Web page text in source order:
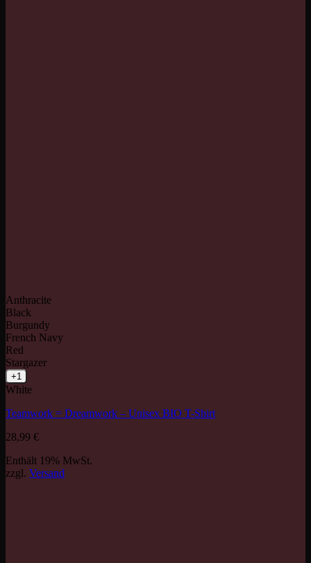
Anthracite
Black
Burgundy
French Navy
Red
Stargazer
+1
White
Teamwork = Dreamwork – Unisex BIO T-Shirt
28,99 €
Enthält 19% MwSt.
zzgl. Versand